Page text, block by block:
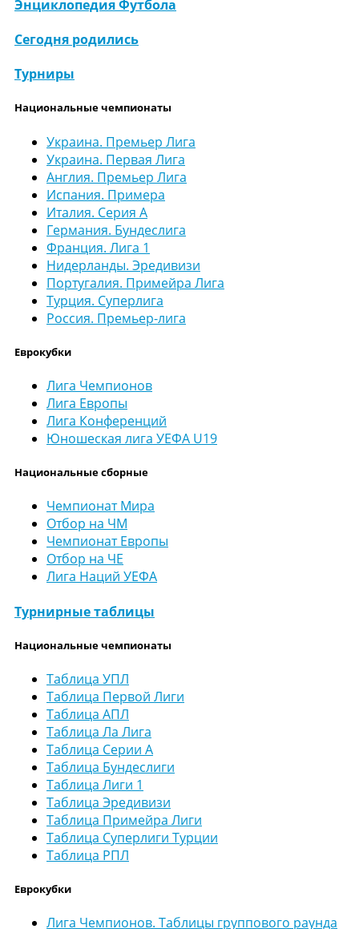
Энциклопедия Футбола
Сегодня родились
Турниры
Национальные чемпионаты
Украина. Премьер Лига
Украина. Первая Лига
Англия. Премьер Лига
Испания. Примера
Италия. Серия А
Германия. Бундеслига
Франция. Лига 1
Нидерланды. Эредивизи
Португалия. Примейра Лига
Турция. Суперлига
Россия. Премьер-лига
Еврокубки
Лига Чемпионов
Лига Европы
Лига Конференций
Юношеская лига УЕФА U19
Национальные сборные
Чемпионат Мира
Отбор на ЧМ
Чемпионат Европы
Отбор на ЧЕ
Лига Наций УЕФА
Турнирные таблицы
Национальные чемпионаты
Таблица УПЛ
Таблица Первой Лиги
Таблица АПЛ
Таблица Ла Лига
Таблица Серии А
Таблица Бундеслиги
Таблица Лиги 1
Таблица Эредивизи
Таблица Примейра Лиги
Таблица Суперлиги Турции
Таблица РПЛ
Еврокубки
Лига Чемпионов. Таблицы группового раунда